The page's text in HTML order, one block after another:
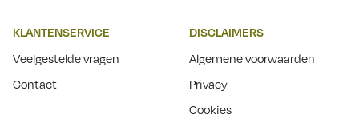
KLANTENSERVICE
Veelgestelde vragen
Contact
DISCLAIMERS
Algemene voorwaarden
Privacy
Cookies